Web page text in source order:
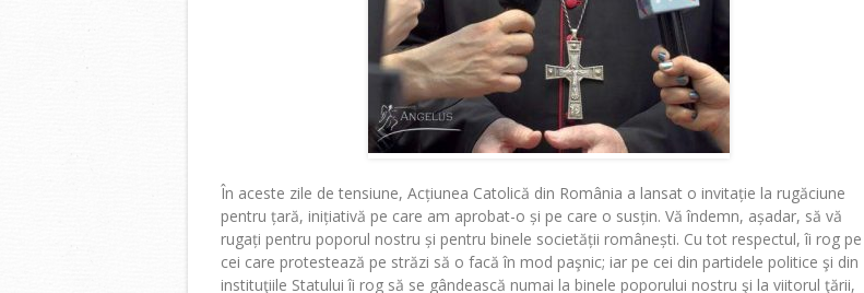
În aceste zile de tensiune, Acțiunea Catolică din România a lansat o invitație la rugăciune
pentru țară, inițiativă pe care am aprobat-o și pe care o susțin. Vă îndemn, așadar, să vă
rugați pentru poporul nostru și pentru binele societății românești. Cu tot respectul, îi rog pe
cei care protestează pe străzi să o facă în mod paşnic; iar pe cei din partidele politice şi din
instituţiile Statului îi rog să se gândească numai la binele poporului nostru şi la viitorul ţării,